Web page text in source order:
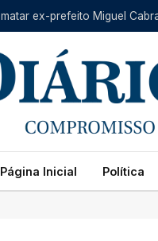
ex-prefeito Miguel
Página Inicial Política